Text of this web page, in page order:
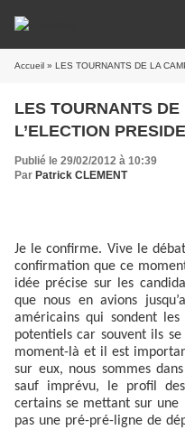
Accueil » LES TOURNANTS DE LA
LES TOURNANTS
L’ELECTION
Publié le 29/02/2012 à 10:39
Par Patrick CLEMENT
Je le confirme. Vive le
confirmation que ce
idée précise sur les
que nous en avions
américains qui sondent
potentiels car souvent ils
moment-là et il est
sur eux, nous sommes
sauf imprévu, le profil
certains se mettant sur une
pas une pré-pré-ligne de